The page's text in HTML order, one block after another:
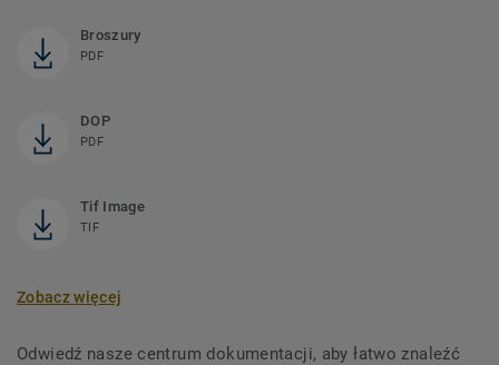
Broszury
PDF
DOP
PDF
Tif Image
TIF
Zobacz więcej
Odwiedź nasze centrum dokumentacji, aby łatwo znaleźć